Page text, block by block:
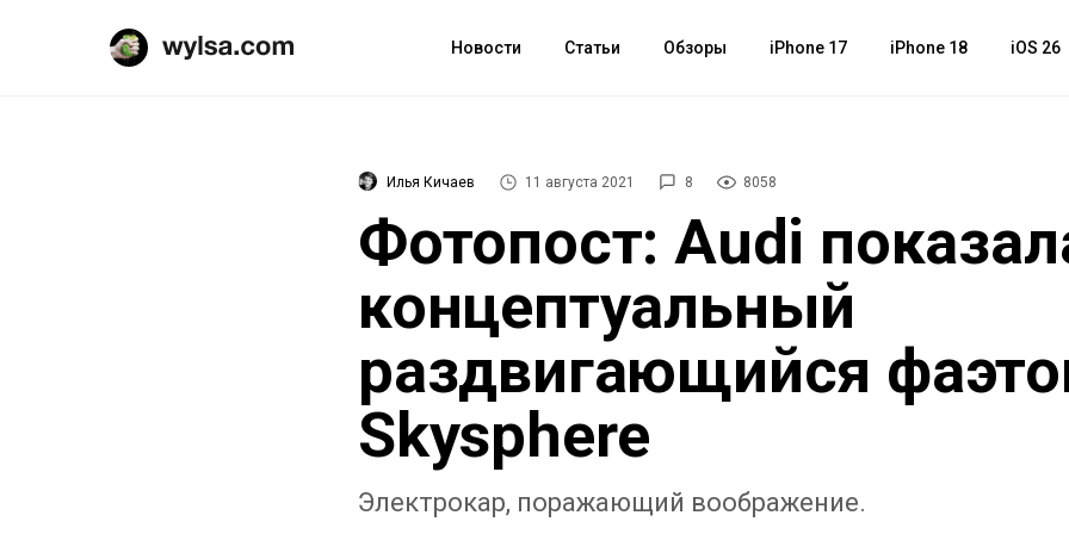
Новости Статьи Обзоры iPhone 17 iPhone 18 iOS 26
Илья Кичаев 11 августа 2021 8 8058
Фотопост: Audi
концептуальный
раздвигающийся
Skysphere
Электрокар, поражающий воображение.